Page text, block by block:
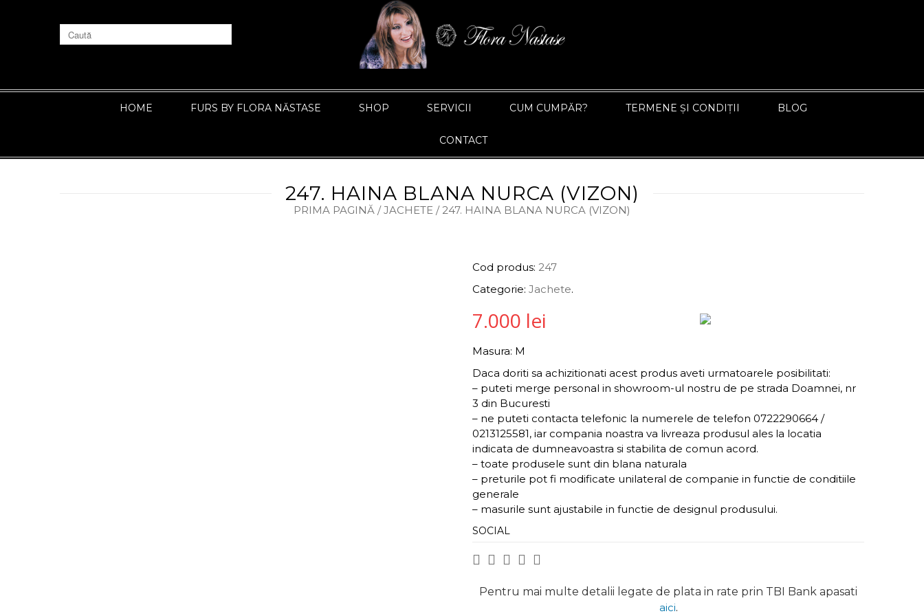
HOME FURS BY FLORA NĂSTASE SHOP SERVICII CUM CUMPĂR? TERMENE ȘI CONDIȚII BLOG
CONTACT
247. HAINA BLANA NURCA (VIZON)
PRIMA PAGINĂ /JACHETE / 247. HAINA BLANA NURCA (VIZON)
Cod produs: 247
Categorie: Jachete.
7.000 lei
Masura: M
Daca doriti sa achizitionati acest produs aveti urmatoarele posibilitati:
– puteti merge personal in showroom-ul nostru de pe strada Doamnei, nr
3 din Bucuresti
– ne puteti contacta telefonic la numerele de telefon 0722290664 /
0213125581, iar compania noastra va livreaza produsul ales la locatia
indicata de dumneavoastra si stabilita de comun acord.
– toate produsele sunt din blana naturala
– preturile pot fi modificate unilateral de companie in functie de conditiile
generale
– masurile sunt ajustabile in functie de designul produsului.
SOCIAL
Pentru mai multe detalii legate de plata in rate prin TBI Bank apasati
aici.